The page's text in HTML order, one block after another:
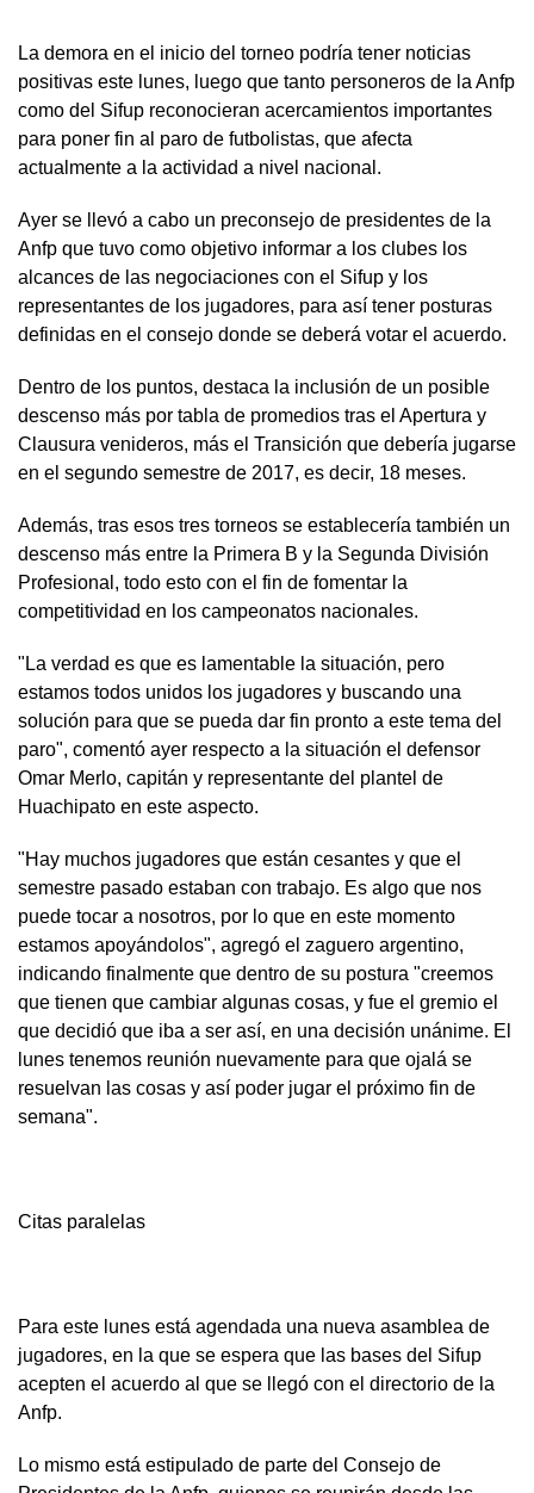
La demora en el inicio del torneo podría tener noticias
positivas este lunes, luego que tanto personeros de la Anfp
como del Sifup reconocieran acercamientos importantes
para poner fin al paro de futbolistas, que afecta
actualmente a la actividad a nivel nacional.
Ayer se llevó a cabo un preconsejo de presidentes de la
Anfp que tuvo como objetivo informar a los clubes los
alcances de las negociaciones con el Sifup y los
representantes de los jugadores, para así tener posturas
definidas en el consejo donde se deberá votar el acuerdo.
Dentro de los puntos, destaca la inclusión de un posible
descenso más por tabla de promedios tras el Apertura y
Clausura venideros, más el Transición que debería jugarse
en el segundo semestre de 2017, es decir, 18 meses.
Además, tras esos tres torneos se establecería también un
descenso más entre la Primera B y la Segunda División
Profesional, todo esto con el fin de fomentar la
competitividad en los campeonatos nacionales.
"La verdad es que es lamentable la situación, pero
estamos todos unidos los jugadores y buscando una
solución para que se pueda dar fin pronto a este tema del
paro", comentó ayer respecto a la situación el defensor
Omar Merlo, capitán y representante del plantel de
Huachipato en este aspecto.
"Hay muchos jugadores que están cesantes y que el
semestre pasado estaban con trabajo. Es algo que nos
puede tocar a nosotros, por lo que en este momento
estamos apoyándolos", agregó el zaguero argentino,
indicando finalmente que dentro de su postura "creemos
que tienen que cambiar algunas cosas, y fue el gremio el
que decidió que iba a ser así, en una decisión unánime. El
lunes tenemos reunión nuevamente para que ojalá se
resuelvan las cosas y así poder jugar el próximo fin de
semana".
Citas paralelas
Para este lunes está agendada una nueva asamblea de
jugadores, en la que se espera que las bases del Sifup
acepten el acuerdo al que se llegó con el directorio de la
Anfp.
Lo mismo está estipulado de parte del Consejo de